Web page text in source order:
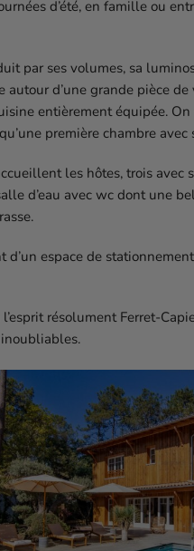
d’été, en famille ou
par ses volumes, sa
autour d’une grande pièce
entièrement équipée.
première chambre avec
les hôtes, trois avec
d’eau avec wc dont une
d’un espace de
résolument Ferret-
inoubliables.